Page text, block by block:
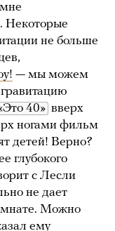
Некоторые
не больше
— мы можем
40» вверх
ногами фильм
детей! Верно?
глубокого
с Лесли
не дает
Можно
ему